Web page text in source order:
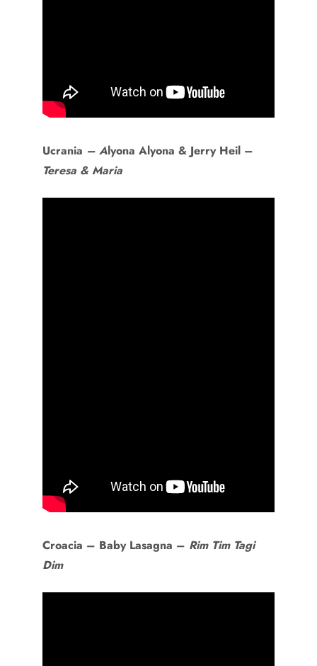
Ucrania – Alyona Alyona & Jerry Heil –
Teresa & Maria
Croacia – Baby Lasagna – Rim Tim Tagi
Dim